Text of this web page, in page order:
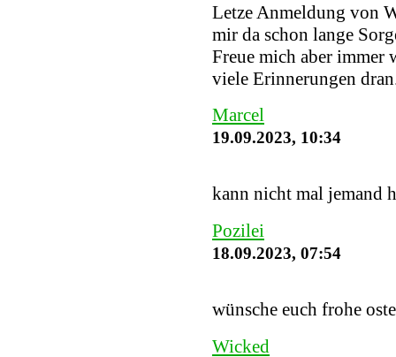
Letze Anmeldung von
mir da schon lange
Freue mich aber immer
viele Erinnerungen
Marcel
19.09.2023, 10:34
kann nicht mal jemand
Pozilei
18.09.2023, 07:54
wünsche euch frohe
Wicked